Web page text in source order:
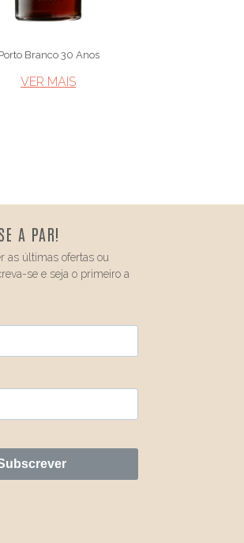
Branco 30 Anos
VER MAIS​
A PAR!
as últimas ofertas ou
se e seja o primeiro a